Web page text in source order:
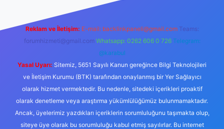
Reklam ve İletişim: E-mail: backlinkpaneli@gmail.com Teams:
forumhizmeti@gmail.com Whatsapp: 0262 606 0 726 Telegram:
@karabul
Yasal Uyarı: Sitemiz, 5651 Sayılı Kanun gereğince Bilgi Teknolojileri
ve İletişim Kurumu (BTK) tarafından onaylanmış bir Yer Sağlayıcı
olarak hizmet vermektedir. Bu nedenle, sitedeki içerikleri proaktif
olarak denetleme veya araştırma yükümlülüğümüz bulunmamaktadır.
Ancak, üyelerimiz yazdıkları içeriklerin sorumluluğunu taşımakta olup,
siteye üye olarak bu sorumluluğu kabul etmiş sayılırlar. Bu internet